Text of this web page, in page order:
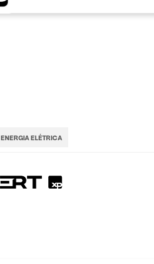
ENERGIA ELÉTRICA